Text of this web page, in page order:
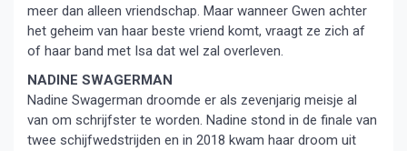
meer dan alleen vriendschap. Maar wanneer Gwen achter
het geheim van haar beste vriend komt, vraagt ze zich af
of haar band met Isa dat wel zal overleven.
NADINE SWAGERMAN
Nadine Swagerman droomde er als zevenjarig meisje al
van om schrijfster te worden. Nadine stond in de finale van
twee schijfwedstrijden en in 2018 kwam haar droom uit